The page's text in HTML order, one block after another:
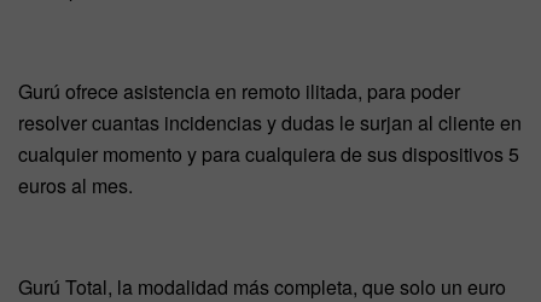
Gurú ofrece asistencia en remoto ilitada, para poder
resolver cuantas incidencias y dudas le surjan al cliente en
cualquier momento y para cualquiera de sus dispositivos 5
euros al mes.
Gurú Total, la modalidad más completa, que solo un euro